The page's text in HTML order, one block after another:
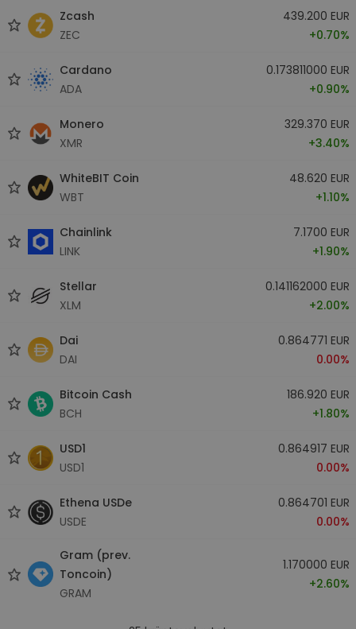
Zcash
ZEC
439.200 EUR
+0.70%
Cardano
ADA
0.173811000 EUR
+0.90%
Monero
XMR
329.370 EUR
+3.40%
WhiteBIT Coin
WBT
48.620 EUR
+1.10%
Chainlink
LINK
7.1700 EUR
+1.90%
Stellar
XLM
0.141162000 EUR
+2.00%
Dai
DAI
0.864771 EUR
0.00%
Bitcoin Cash
BCH
186.920 EUR
+1.80%
USD1
USD1
0.864917 EUR
0.00%
Ethena USDe
USDE
0.864701 EUR
0.00%
Gram (prev.
Toncoin)
GRAM
1.170000 EUR
+2.60%